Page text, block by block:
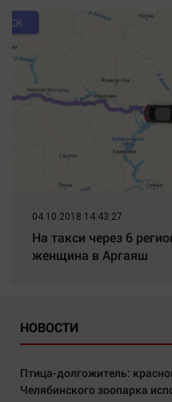
04.10.2018 14:43:27
На такси через 6
женщина в Аргаяш
НОВОСТИ
Птица-долгожитель:
Челябинского зоопарка